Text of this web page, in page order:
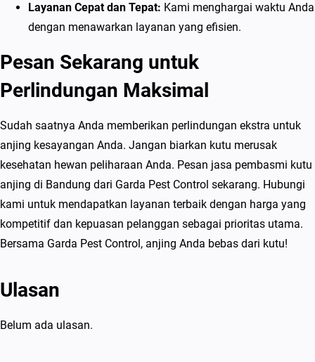
Layanan Cepat dan Tepat: Kami menghargai waktu Anda
dengan menawarkan layanan yang efisien.
Pesan Sekarang untuk
Perlindungan Maksimal
Sudah saatnya Anda memberikan perlindungan ekstra untuk
anjing kesayangan Anda. Jangan biarkan kutu merusak
kesehatan hewan peliharaan Anda. Pesan jasa pembasmi kutu
anjing di Bandung dari Garda Pest Control sekarang. Hubungi
kami untuk mendapatkan layanan terbaik dengan harga yang
kompetitif dan kepuasan pelanggan sebagai prioritas utama.
Bersama Garda Pest Control, anjing Anda bebas dari kutu!
Ulasan
Belum ada ulasan.